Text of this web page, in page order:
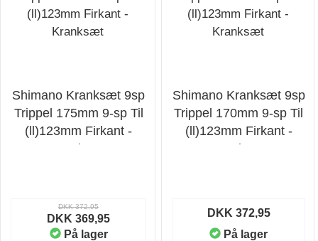
Shimano Kranksæt 9sp
Trippel 175mm 9-sp Til
(ll)123mm Firkant -
Kranksæt
DKK 372,95
DKK 369,95
På lager
Shimano Kranksæt 9sp
Trippel 170mm 9-sp Til
(ll)123mm Firkant -
Kranksæt
DKK 372,95
På lager